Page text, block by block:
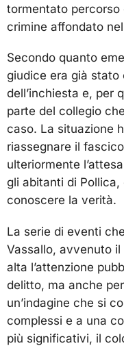
tormentato percorso
crimine affondato
Secondo quanto
giudice era già
dell’inchiesta e, per
parte del collegio
caso. La situazione
riassegnare il
ulteriormente
gli abitanti di
conoscere la verità.
La serie di eventi
Vassallo, avvenuto
alta l’attenzione
delitto, ma anche
un’indagine che si
complessi e a una
più significativi, il